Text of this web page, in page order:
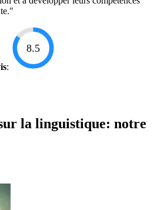
:
8.5
la linguistique: notre